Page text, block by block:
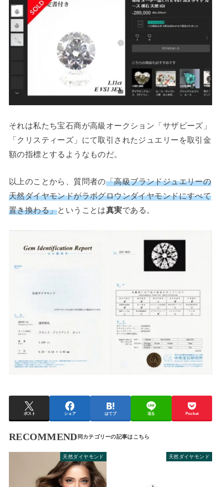
それは私たち宝石商が高級オークション「サザビーズ」
「クリスティーズ」にて取引されたジュエリーを取引金
額の指標とするようなものだ。
以上のことから、質問者の「高級ブランドジュエリーの
天然ダイヤモンドがラボグロウンダイヤモンドにすべて
置き換わる」ということは真実である。
ポスト シェア はてブ 送る Pocket
RECOMMEND
天然ダイヤモンド 天然ダイヤモンド